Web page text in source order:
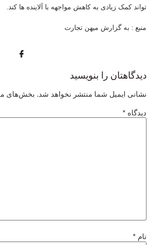
تواند کمک زیادی به کاهش مواجهه با آلاینده ها کند.
منبع : به گزارش میهن تجارت
دیدگاهتان را بنویسید
نشانی ایمیل شما منتشر نخواهد شد. بخش‌های
دیدگاه *
نام *